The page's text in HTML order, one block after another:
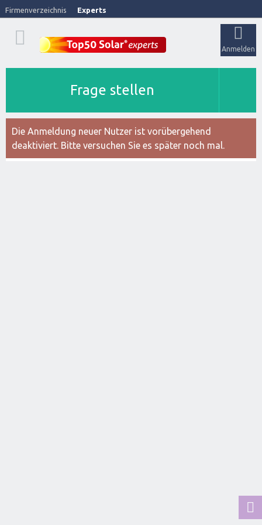
Firmenverzeichnis Experts
Anmelden
Frage stellen
Die Anmeldung neuer Nutzer ist vorübergehend
deaktiviert. Bitte versuchen Sie es später noch mal.